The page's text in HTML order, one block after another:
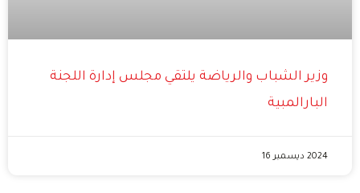
وزير الشباب والرياضة يلتقي مجلس إدارة اللجنة
البارالمبية
2024 ديسمبر 16